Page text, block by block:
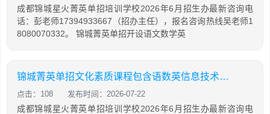
成都锦城星火菁英单招培训学校2026年6月招生办最新咨询电
话：彭老师17394933667（招办主任），报名咨询热线吴老师1
8080070332。 锦城菁英单招开设语文数学英
锦城菁英单招文化素质课程包含语数英信息技术通用技术
点击：108 发布时间：2026-07-22
成都锦城星火菁英单招培训学校2026年6月招生办最新咨询电